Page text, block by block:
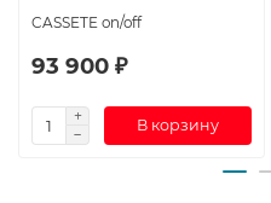
CASSETE on/off
93 900 ₽
В корзину